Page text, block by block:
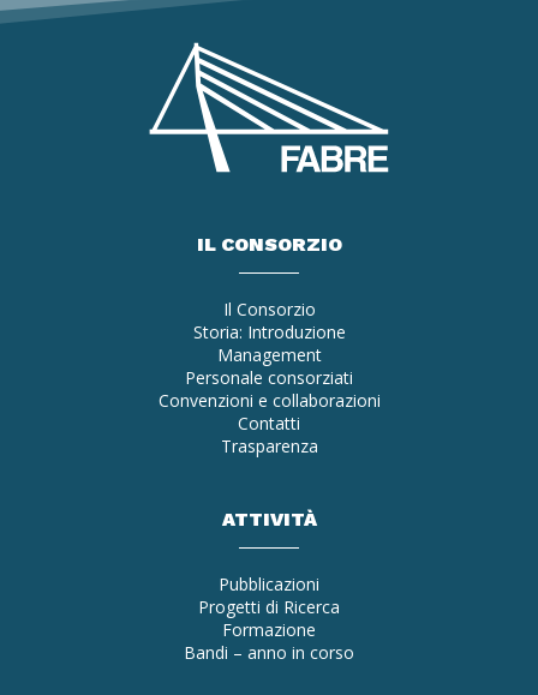
IL CONSORZIO
Il Consorzio
Storia: Introduzione
Management
Personale consorziati
Convenzioni e collaborazioni
Contatti
Trasparenza
ATTIVITÀ
Pubblicazioni
Progetti di Ricerca
Formazione
Bandi – anno in corso